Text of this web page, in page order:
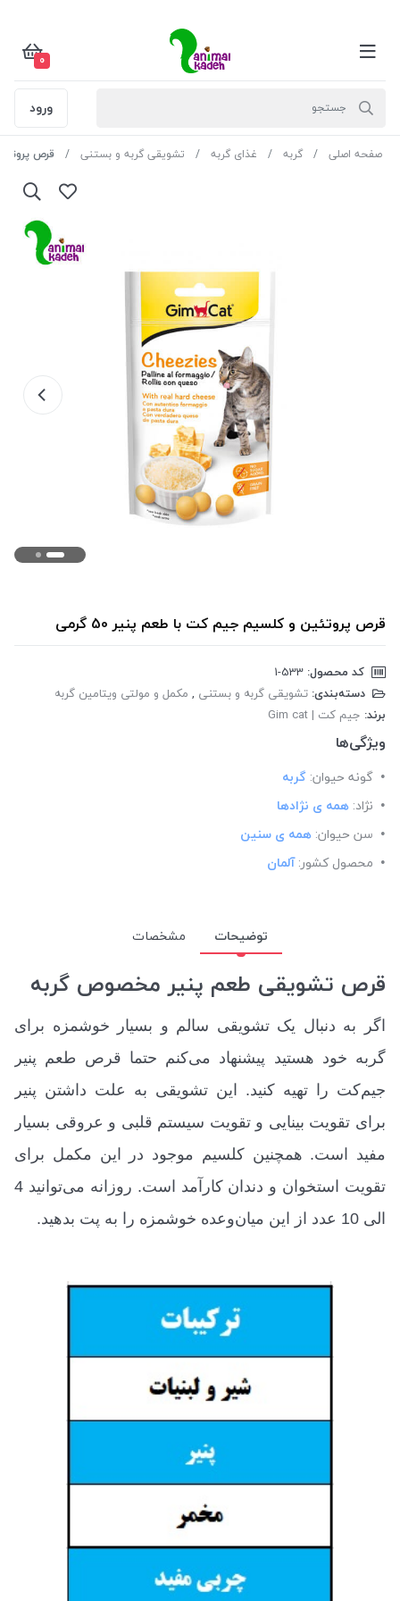
0
ورود
صفحه اصلی گربه غذای گربه تشویقی گربه و بستنی قرص
قرص پروتئین و کلسیم جیم کت با طعم پنیر 50 گرمی
کد محصول:
دسته‌بندی: تشویقی گربه و بستنی , مکمل و مولتی ویتامین گربه
برند: جیم کت | Gim cat
ویژگی‌ها
گونه حیوان: گربه
نژاد: همه ی نژادها
سن حیوان: همه ی سنین
محصول کشور: آلمان
توضیحات مشخصات
قرص تشویقی طعم پنیر مخصوص گربه
اگر به دنبال یک تشویقی سالم و بسیار خوشمزه برای
گربه خود هستید پیشنهاد می‌کنم حتما قرص طعم پنیر
جیم‌کت را تهیه کنید. این تشویقی به علت داشتن پنیر
برای تقویت بینایی و تقویت سیستم قلبی و عروقی بسیار
مفید است. همچنین کلسیم موجود در این مکمل برای
تقویت استخوان و دندان کارآمد است. روزانه می‌توانید 4
الی 10 عدد از این میان‌وعده خوشمزه را به پت بدهید.